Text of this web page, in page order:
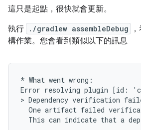
這只是起點，很快就會更新。
執行
./gradlew assembleDebug
構作業。您會看到類似以下的訊息
* What went wrong:
Error resolving plugin [id:
> Dependency verification
One artifact failed
This can indicate that a